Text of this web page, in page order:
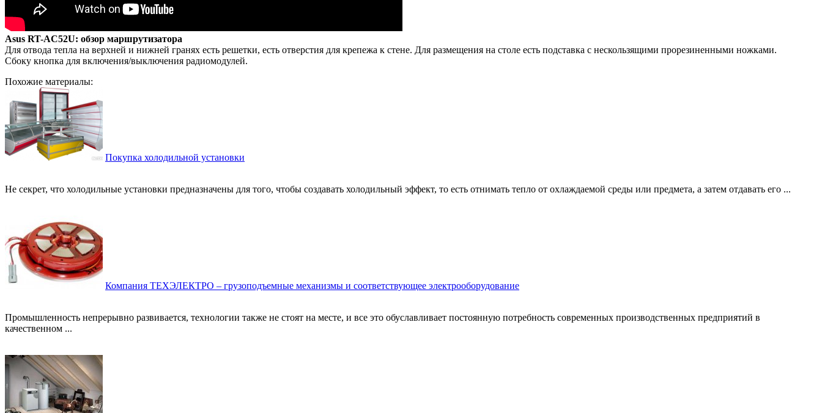
Asus RT-AC52U: обзор маршрутизатора
Для отвода тепла на верхней и нижней гранях есть решетки, есть отверстия для крепежа к стене. Для размещения на столе есть подставка с нескользящими прорезиненными ножками.
Сбоку кнопка для включения/выключения радиомодулей.
Похожие материалы:
Покупка холодильной установки
Не секрет, что холодильные установки предназначены для того, чтобы создавать холодильный эффект, то есть отнимать тепло от охлаждаемой среды или предмета, а затем отдавать его ...
Компания ТЕХЭЛЕКТРО – грузоподъемные механизмы и соответствующее электрооборудование
Промышленность непрерывно развивается, технологии также не стоят на месте, и все это обуславливает постоянную потребность современных производственных предприятий в
качественном ...